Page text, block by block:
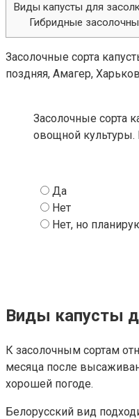
Виды капусты для
Гибридные
Засолочные сорта
поздняя, Амагер,
Засолочные сорта
овощной культуры.
Да
Нет
Нет, но
Виды капусты
К засолочным сортам
месяца после
хорошей погоде.
Белорусский вид